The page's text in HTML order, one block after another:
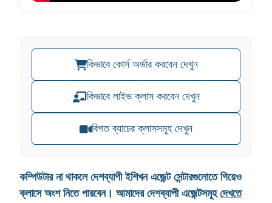
.
৳
.
0
কিভাবে কোর্স অর্ডার করবেন দেখুন
কিভাবে লাইভ ক্লাস করবেন দেখুন
বিগত ব্যাচের ক্লাসসমূহ দেখুন
কম্পিউটার না থাকলে দেশব্যাপী ইশিখন এজেন্ট সেন্টারগুলোতে গিয়েও
ক্লাসে অংশ নিতে পারবেন। আমাদের দেশব্যাপী এজেন্টসমূহদেখতে